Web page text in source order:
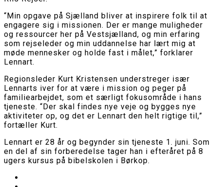
“Min opgave på Sjælland bliver at inspirere folk til at
engagere sig i missionen. Der er mange muligheder
og ressourcer her på Vestsjælland, og min erfaring
som rejseleder og min uddannelse har lært mig at
møde mennesker og holde fast i målet,” forklarer
Lennart.
Regionsleder Kurt Kristensen understreger især
Lennarts iver for at være i mission og peger på
familiearbejdet, som et særligt fokusområde i hans
tjeneste. “Der skal findes nye veje og bygges nye
aktiviteter op, og det er Lennart den helt rigtige til,”
fortæller Kurt.
Lennart er 28 år og begynder sin tjeneste 1. juni. Som
en del af sin forberedelse tager han i efteråret på 8
ugers kursus på bibelskolen i Børkop.